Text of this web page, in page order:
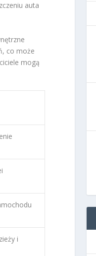
auta
co może
mogą
i